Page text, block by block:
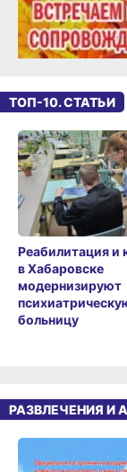
ТОП-10. СТАТЬИ
Реабилитация и
в Хабаровске
модернизируют
больницу
РАЗВЛЕЧЕНИЯ И